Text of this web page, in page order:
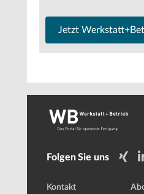
Jetzt
Folgen Sie uns
Kontakt